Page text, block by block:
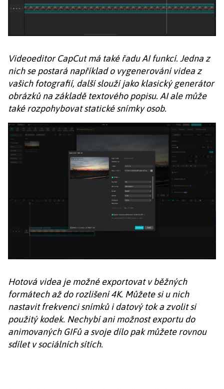
Videoeditor CapCut má také řadu AI funkcí. Jedna z
nich se postará například o vygenerování videa z
vašich fotografií, další slouží jako klasický generátor
obrázků na základě textového popisu. AI ale může
také rozpohybovat statické snímky osob.
Hotová videa je možné exportovat v běžných
formátech až do rozlišení 4K. Můžete si u nich
nastavit frekvenci snímků i datový tok a zvolit si
použitý kodek. Nechybí ani možnost exportu do
animovaných GIFů a svoje dílo pak můžete rovnou
sdílet v sociálních sítích.